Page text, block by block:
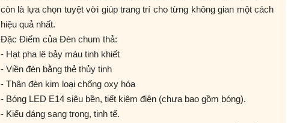
còn là lựa chọn tuyệt vời giúp trang trí cho từng không gian một cách
hiệu quả nhất.
Đặc Điểm của Đèn chum thả:
- Hạt pha lê bảy màu tinh khiết
- Viền đèn bằng thẻ thủy tinh
- Thân đèn kim loại chống oxy hóa
- Bóng LED E14 siêu bền, tiết kiệm điện (chưa bao gồm bóng).
- Kiểu dáng sang trọng, tinh tế.